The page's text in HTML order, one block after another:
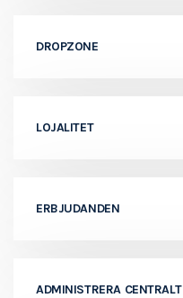
DROPZONE
LOJALITET
ERBJUDANDEN
ADMINISTRERA CENTRALT